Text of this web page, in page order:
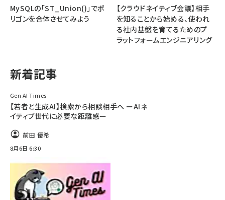
genai (1492)
abc123 (1367)
MySQLの「ST_Union()」でポ
リゴンを合体させてみよう
【クラウドネイティブ会議】相手
を知ることから始める、使われ
る社内基盤を育てるためのプ
ラットフォームエンジニアリング
新着記事
Gen AI Times
【若者と生成AI】検索から相談相手へ ーAIネ
イティブ世代に必要な距離感ー
前田 優希
8月6日 6:30